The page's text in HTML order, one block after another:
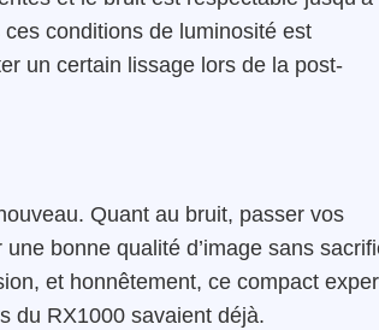
conditions de luminosité est
un certain lissage lors de la post-
Quant au bruit, passer vos
bonne qualité d’image sans
et honnêtement, ce compact
du RX1000 savaient déjà.